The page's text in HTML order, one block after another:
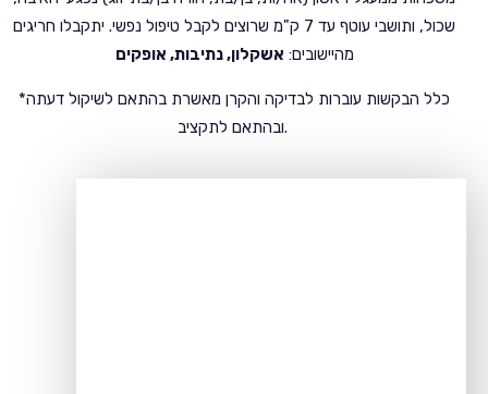
שכול, ותושבי עוטף עד 7 ק"מ שרוצים לקבל טיפול נפשי. יתקבלו חריגים
מהיישובים: אשקלון, נתיבות, אופקים
*כלל הבקשות עוברות לבדיקה והקרן מאשרת בהתאם לשיקול דעתה
ובהתאם לתקציב.